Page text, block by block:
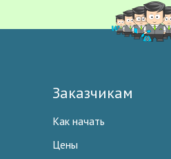
Заказчикам
Как начать
Цены